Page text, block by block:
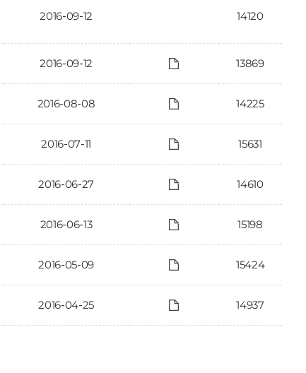
2016-09-12 14120
2016-09-12 13869
2016-08-08 14225
2016-07-11 15631
2016-06-27 14610
2016-06-13 15198
2016-05-09 15424
2016-04-25 14937